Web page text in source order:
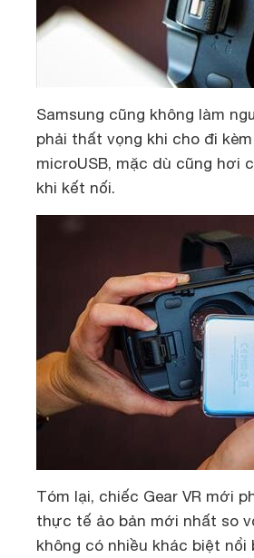
Samsung cũng không làm
phải thất vọng khi cho đi
microUSB, mặc dù cũng hơi
khi kết nối.
Tóm lại, chiếc Gear VR mới
thực tế ảo bản mới nhất so
không có nhiều khác biệt nổi